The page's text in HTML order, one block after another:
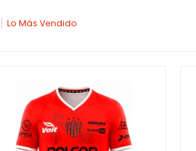
Lo Más Vendido